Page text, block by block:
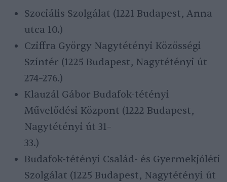
Szociális Szolgálat (1221 Budapest, Anna
utca 10.)
Cziffra György Nagytétényi Közösségi
Színtér (1225 Budapest, Nagytétényi út
274–276.)
Klauzál Gábor Budafok-tétényi
Művelődési Központ (1222 Budapest,
Nagytétényi út 31–
33.)
Budafok-tétényi Család- és Gyermekjóléti
Szolgálat (1225 Budapest, Nagytétényi út